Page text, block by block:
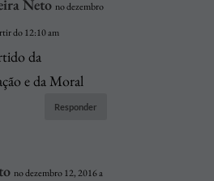
Neto no dezembro
do 12:10 am
da
e da Moral
Responder
no dezembro 12, 2016 a